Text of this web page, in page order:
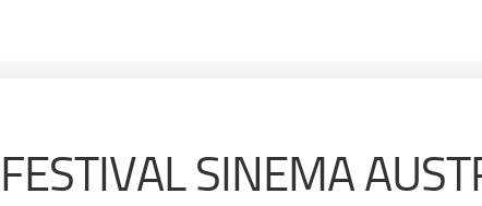
FESTIVAL SINEMA